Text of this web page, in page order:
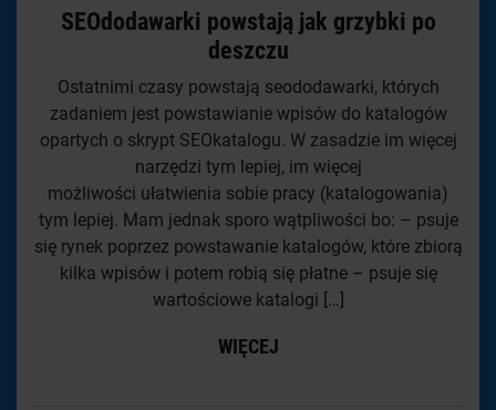
SEOdodawarki powstają jak grzybki po
deszczu
Ostatnimi czasy powstają seododawarki, których
zadaniem jest powstawianie wpisów do katalogów
opartych o skrypt SEOkatalogu. W zasadzie im więcej
narzędzi tym lepiej, im więcej
możliwości ułatwienia sobie pracy (katalogowania)
tym lepiej. Mam jednak sporo wątpliwości bo: – psuje
się rynek poprzez powstawanie katalogów, które zbiorą
kilka wpisów i potem robią się płatne – psuje się
wartościowe katalogi […]
WIĘCEJ